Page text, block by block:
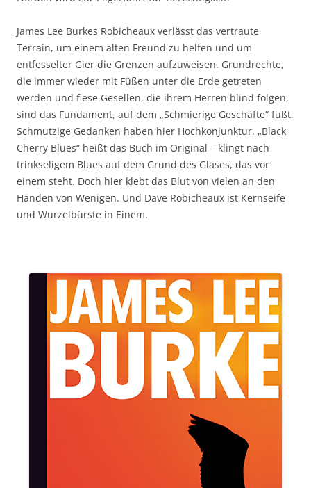
James Lee Burkes Robicheaux verlässt das vertraute
Terrain, um einem alten Freund zu helfen und um
entfesselter Gier die Grenzen aufzuweisen. Grundrechte,
die immer wieder mit Füßen unter die Erde getreten
werden und fiese Gesellen, die ihrem Herren blind folgen,
sind das Fundament, auf dem „Schmierige Geschäfte“ fußt.
Schmutzige Gedanken haben hier Hochkonjunktur. „Black
Cherry Blues“ heißt das Buch im Original – klingt nach
trinkseligem Blues auf dem Grund des Glases, das vor
einem steht. Doch hier klebt das Blut von vielen an den
Händen von Wenigen. Und Dave Robicheaux ist Kernseife
und Wurzelbürste in Einem.